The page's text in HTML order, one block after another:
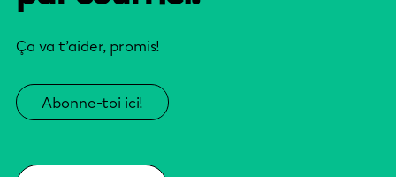
Ça va t’aider, promis!
Abonne-toi ici!